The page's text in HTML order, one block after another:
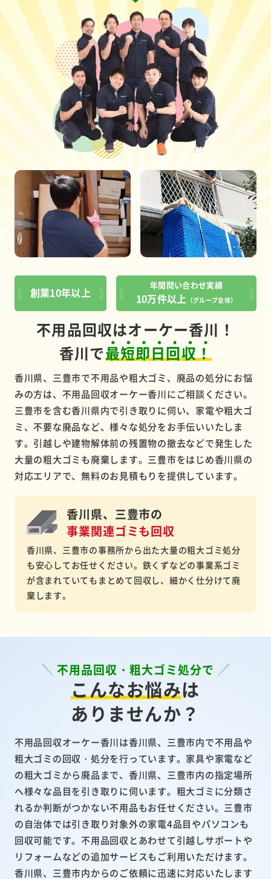
創業10年以上
年間問い合わせ実績
10万件以上 （グループ全体）
不用品回収はオーケー香川！
香川で最短即日回収！
香川県、三豊市で不用品や粗大ゴミ、廃品の処分にお悩
みの方は、不用品回収オーケー香川にご相談ください。
三豊市を含む香川県内で引き取りに伺い、家電や粗大ゴ
ミ、不要な廃品など、様々な処分をお手伝いいたしま
す。引越しや建物解体前の残置物の撤去などで発生した
大量の粗大ゴミも廃棄します。三豊市をはじめ香川県の
対応エリアで、無料のお見積もりを提供しています。
香川県、三豊市の
事業関連ゴミも回収
香川県、三豊市の事務所から出た大量の粗大ゴミ処分
も安心してお任せください。鉄くずなどの事業系ゴミ
が含まれていてもまとめて回収し、細かく仕分けて廃
棄します。
不用品回収・粗大ゴミ処分で
こんなお悩みは
ありませんか？
不用品回収オーケー香川は香川県、三豊市内で不用品や
粗大ゴミの回収・処分を行っています。家具や家電など
の粗大ゴミから廃品まで、香川県、三豊市内の指定場所
へ様々な品目を引き取りに伺います。粗大ゴミに分類さ
れるか判断がつかない不用品もお任せください。三豊市
の自治体では引き取り対象外の家電4品目やパソコンも
回収可能です。不用品回収とあわせて引越しサポートや
リフォームなどの追加サービスもご利用いただけます。
香川県、三豊市内からのご依頼に迅速に対応いたします